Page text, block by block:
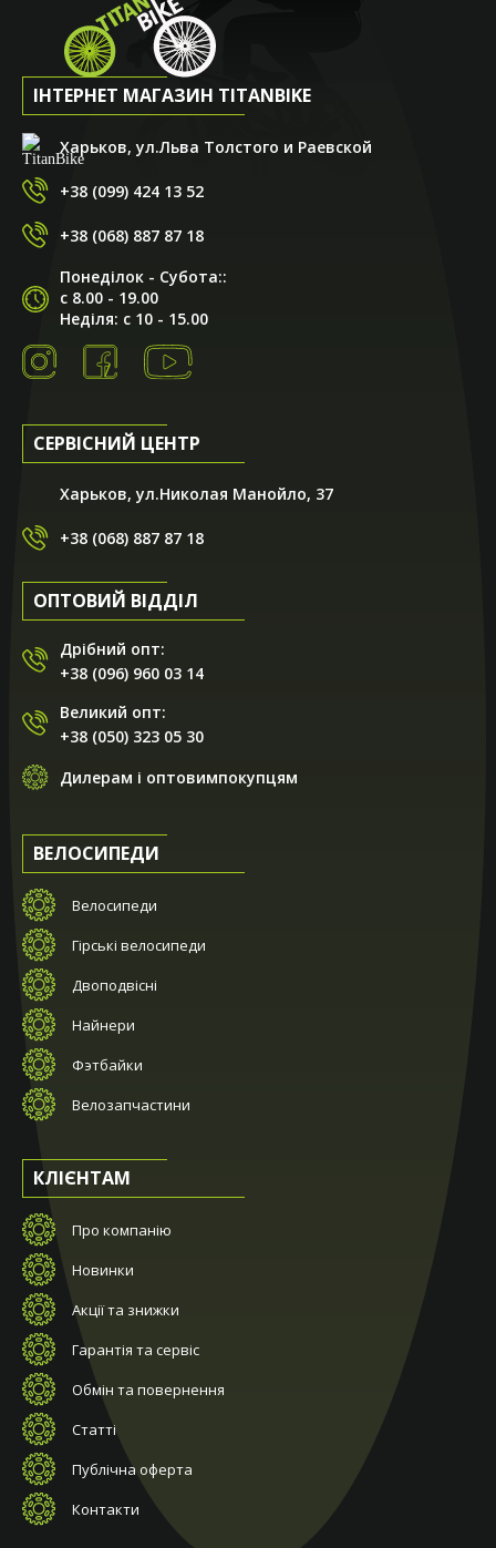
ІНТЕРНЕТ МАГАЗИН TITANBIKE
Харьков, ул.Льва Толстого и Раевской
+38 (099) 424 13 52
+38 (068) 887 87 18
Понеділок - Субота::
с 8.00 - 19.00
Неділя: с 10 - 15.00
СЕРВІСНИЙ ЦЕНТР
Харьков, ул.Николая Манойло, 37
+38 (068) 887 87 18
ОПТОВИЙ ВІДДІЛ
Дрібний опт:
+38 (096) 960 03 14
Великий опт:
+38 (050) 323 05 30
Дилерам і оптовимпокупцям
ВЕЛОСИПЕДИ
Велосипеди
Гірські велосипеди
Двоподвісні
Найнери
Фэтбайки
Велозапчастини
КЛІЄНТАМ
Про компанію
Новинки
Акції та знижки
Гарантія та сервіс
Обмін та повернення
Статті
Публічна оферта
Контакти